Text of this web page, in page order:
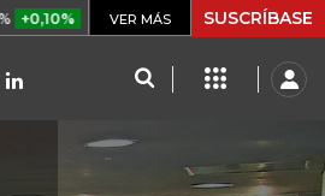
+0,98% UVR $ 416,86 +$ 0,05
VER MÁS SUSCRÍBASE